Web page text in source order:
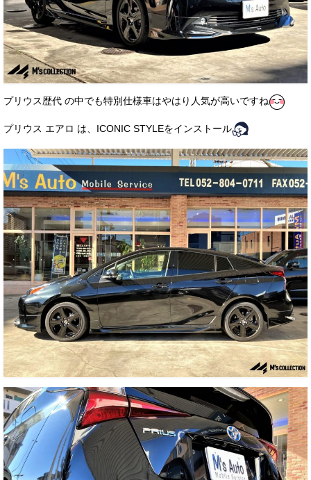
プリウス歴代 の中でも特別仕様車はやはり人気が高いですね
プリウス エアロ は、ICONIC STYLEをインストール